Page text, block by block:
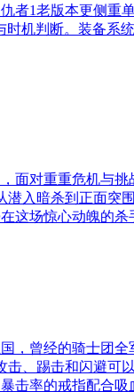
者1老版本更侧重
机判断。装备系
面对重重危机与
入暗杀到正面突
这场惊心动魄的杀
，曾经的骑士团全
、踢击和闪避可
击率的戒指配合